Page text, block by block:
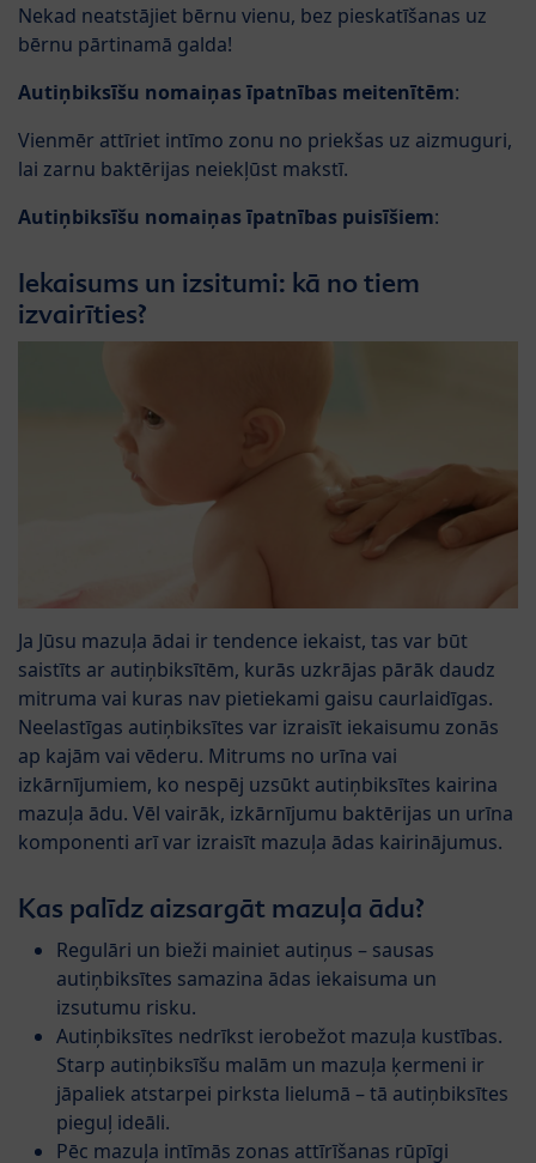
Nekad neatstājiet bērnu vienu, bez pieskatīšanas uz
bērnu pārtinamā galda!
Autiņbiksīšu nomaiņas īpatnības meitenītēm:
Vienmēr attīriet intīmo zonu no priekšas uz aizmuguri,
lai zarnu baktērijas neiekļūst makstī.
Autiņbiksīšu nomaiņas īpatnības puisīšiem:
Iekaisums un izsitumi: kā no tiem
izvairīties?
Ja Jūsu mazuļa ādai ir tendence iekaist, tas var būt
saistīts ar autiņbiksītēm, kurās uzkrājas pārāk daudz
mitruma vai kuras nav pietiekami gaisu caurlaidīgas.
Neelastīgas autiņbiksītes var izraisīt iekaisumu zonās
ap kajām vai vēderu. Mitrums no urīna vai
izkārnījumiem, ko nespēj uzsūkt autiņbiksītes kairina
mazuļa ādu. Vēl vairāk, izkārnījumu baktērijas un urīna
komponenti arī var izraisīt mazuļa ādas kairinājumus.
Kas palīdz aizsargāt mazuļa ādu?
Regulāri un bieži mainiet autiņus – sausas
autiņbiksītes samazina ādas iekaisuma un
izsutumu risku.
Autiņbiksītes nedrīkst ierobežot mazuļa kustības.
Starp autiņbiksīšu malām un mazuļa ķermeni ir
jāpaliek atstarpei pirksta lielumā – tā autiņbiksītes
pieguļ ideāli.
Pēc mazuļa intīmās zonas attīrīšanas rūpīgi